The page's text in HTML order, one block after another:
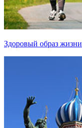
Здоровый образ жизни